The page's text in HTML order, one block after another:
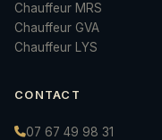
Chauffeur MRS
Chauffeur GVA
Chauffeur LYS
CONTACT
07 67 49 98 31